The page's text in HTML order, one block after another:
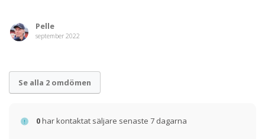
Pelle
september 2022
Se alla 2 omdömen
0har kontaktat säljare senaste 7 dagarna